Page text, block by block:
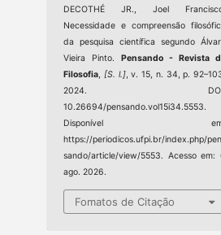
DECOTHÉ JR., Joel
Necessidade e compreensão
da pesquisa científica segundo
Vieira Pinto.Pensando - Revista
Filosofia, [S. l.], v. 15, n. 34, p.
2024.
10.26694/pensando.vol15i34.5553.
Disponível
https://periodicos.ufpi.br/index.php/pen
sando/article/view/5553. Acesso em:
ago. 2026.
Fomatos de Citação